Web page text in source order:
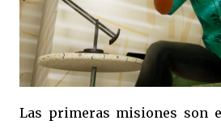
Las primeras misiones son